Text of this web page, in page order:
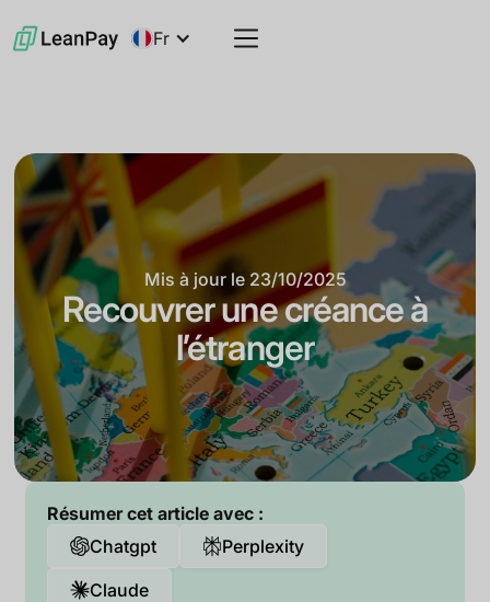
Fr
Mis à jour le 23/10/2025
Recouvrer une créance à
l’étranger
Résumer cet article avec :
Chatgpt
Perplexity
Claude